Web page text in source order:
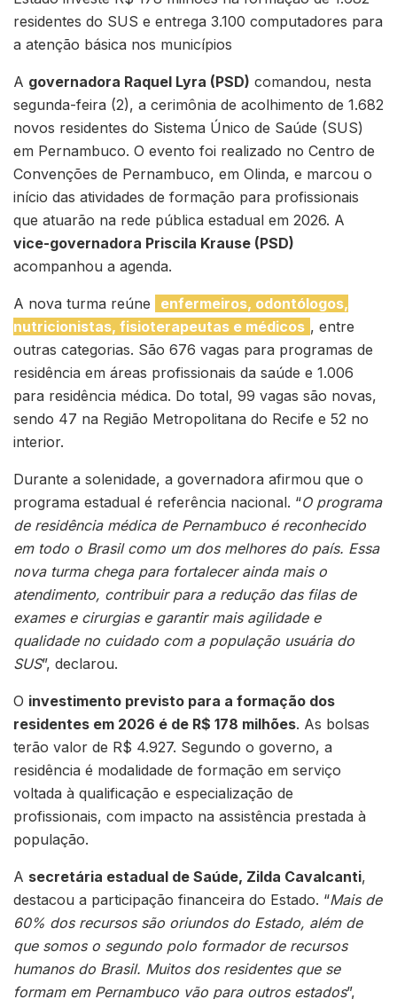
residentes do SUS e entrega 3.100 computadores para
a atenção básica nos municípios
A governadora Raquel Lyra (PSD) comandou, nesta
segunda-feira (2), a cerimônia de acolhimento de 1.682
novos residentes do Sistema Único de Saúde (SUS)
em Pernambuco. O evento foi realizado no Centro de
Convenções de Pernambuco, em Olinda, e marcou o
início das atividades de formação para profissionais
que atuarão na rede pública estadual em 2026. A
vice-governadora Priscila Krause (PSD)
acompanhou a agenda.
A nova turma reúne
enfermeiros, odontólogos,
nutricionistas, fisioterapeutas e médicos , entre
outras categorias. São 676 vagas para programas de
residência em áreas profissionais da saúde e 1.006
para residência médica. Do total, 99 vagas são novas,
sendo 47 na Região Metropolitana do Recife e 52 no
interior.
Durante a solenidade, a governadora afirmou que o
programa estadual é referência nacional. “O programa
de residência médica de Pernambuco é reconhecido
em todo o Brasil como um dos melhores do país. Essa
nova turma chega para fortalecer ainda mais o
atendimento, contribuir para a redução das filas de
exames e cirurgias e garantir mais agilidade e
qualidade no cuidado com a população usuária do
SUS”, declarou.
O investimento previsto para a formação dos
residentes em 2026 é de R$ 178 milhões. As bolsas
terão valor de R$ 4.927. Segundo o governo, a
residência é modalidade de formação em serviço
voltada à qualificação e especialização de
profissionais, com impacto na assistência prestada à
população.
A secretária estadual de Saúde, Zilda Cavalcanti,
destacou a participação financeira do Estado. “Mais de
60% dos recursos são oriundos do Estado, além de
que somos o segundo polo formador de recursos
humanos do Brasil. Muitos dos residentes que se
formam em Pernambuco vão para outros estados”,